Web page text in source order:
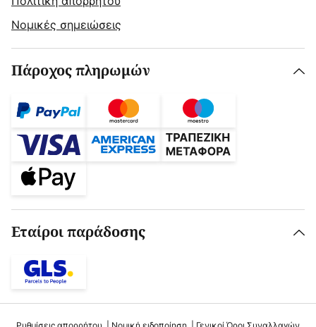
Νομικές σημειώσεις
Πάροχος πληρωμών
Εταίροι παράδοσης